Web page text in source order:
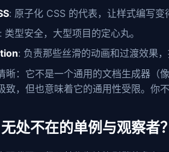
: 原子化 CSS 的代表，让样式编写
: 类型安全，大型项目的定心丸。
: 负责那些丝滑的动画和过渡效果
晰：它不是一个通用的文档生成器（
致，但也意味着它的通用性受限。
处不在的单例与观察者